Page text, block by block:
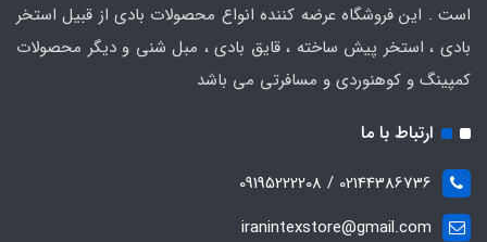
است . این فروشگاه عرضه کننده انواع محصولات بادی از قبیل استخر
بادی ، استخر پیش ساخته ، قایق بادی ، مبل شنی و دیگر محصولات
کمپینگ و کوهنوردی و مسافرتی می باشد
ارتباط با ما
02144386736 / 09195222208
iranintexstore@gmail.com